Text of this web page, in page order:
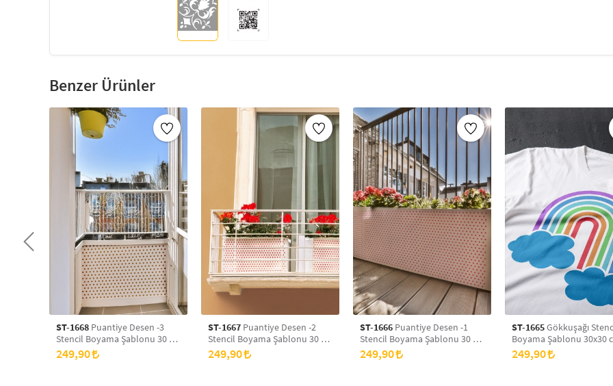
Duvar ve cam süslemeleri
Benzer Ürünler
ST-1668 Puantiye Desen -3
Stencil Boyama Şablonu 30 x
30 cm, Duvar Stencil, Fayans
Stencil, Mobilya Stencil
249,90
ST-1667 Puantiye Desen -2
Stencil Boyama Şablonu 30 x
30 cm, Duvar Stencil, Fayans
Stencil, Mobilya Stencil
249,90
ST-1666 Puantiye Desen -1
Stencil Boyama Şablonu 30 x
30 cm, Duvar Stencil, Fayans
Stencil, Mobilya Stencil
249,90
ST-1665Gökkuşağı
Boyama Şablonu 30x30
Duvar Stencil, Fayans
Mobilya Stencil
249,90